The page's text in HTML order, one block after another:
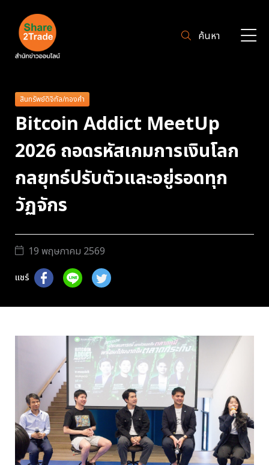
ค้นหา
สินทรัพย์ดิจิทัล/ทองคำ
Bitcoin Addict MeetUp
2026 ถอดรหัสเกมการเงินโลก
กลยุทธ์ปรับตัวและอยู่รอดทุก
วัฏจักร
19 พฤษภาคม 2569
แชร์